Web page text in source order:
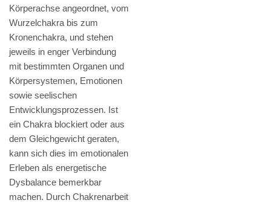
Körperachse angeordnet, vom
Wurzelchakra bis zum
Kronenchakra, und stehen
jeweils in enger Verbindung
mit bestimmten Organen und
Körpersystemen, Emotionen
sowie seelischen
Entwicklungsprozessen. Ist
ein Chakra blockiert oder aus
dem Gleichgewicht geraten,
kann sich dies im emotionalen
Erleben als energetische
Dysbalance bemerkbar
machen. Durch Chakrenarbeit